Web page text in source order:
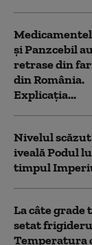
și Panzcebil
retrase din
din România.
Explicația...
Nivelul scăzut
iveală Podul
timpul
La câte grade
setat
Temperatura